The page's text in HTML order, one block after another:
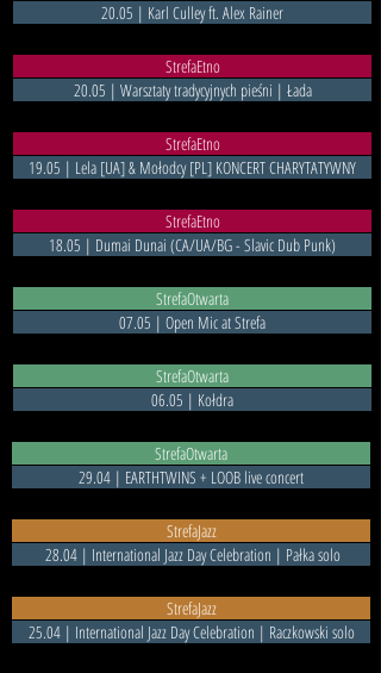
20.05 | Karl Culley ft. Alex Rainer
StrefaEtno
20.05 | Warsztaty tradycyjnych pieśni | Łada
StrefaEtno
19.05 | Lela [UA] & Mołodcy [PL] KONCERT CHARYTATYWNY
StrefaEtno
18.05 | Dumai Dunai (CA/UA/BG - Slavic Dub Punk)
StrefaOtwarta
07.05 | Open Mic at Strefa
StrefaOtwarta
06.05 | Kołdra
StrefaOtwarta
29.04 | EARTHTWINS + LOOB live concert
StrefaJazz
28.04 | International Jazz Day Celebration | Pałka solo
StrefaJazz
25.04 | International Jazz Day Celebration | Raczkowski solo